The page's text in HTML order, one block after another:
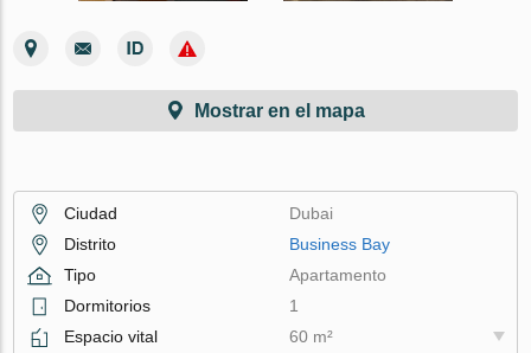
Mostrar en el mapa
Ciudad
Dubai
Distrito
Business Bay
Tipo
Apartamento
Dormitorios
1
Espacio vital
60 m²